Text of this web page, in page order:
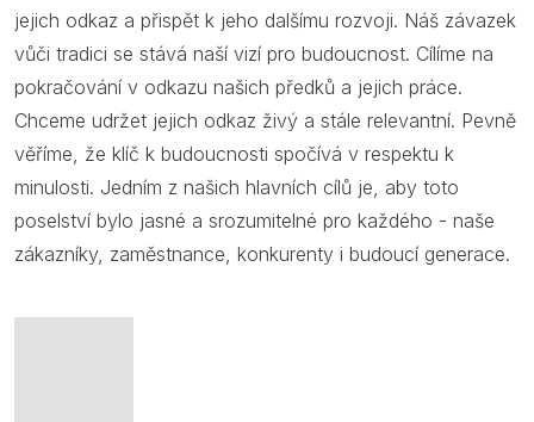
jejich odkaz a přispět k jeho dalšímu rozvoji. Náš závazek
vůči tradici se stává naší vizí pro budoucnost. Cílíme na
pokračování v odkazu našich předků a jejich práce.
Chceme udržet jejich odkaz živý a stále relevantní. Pevně
věříme, že klíč k budoucnosti spočívá v respektu k
minulosti. Jedním z našich hlavních cílů je, aby toto
poselství bylo jasné a srozumitelné pro každého - naše
zákazníky, zaměstnance, konkurenty i budoucí generace.